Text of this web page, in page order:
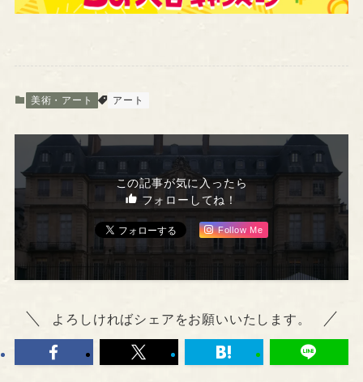
美術・アート アート
この記事が気に入ったら
フォローしてね！
Follow Me
よろしければシェアをお願いいたします。